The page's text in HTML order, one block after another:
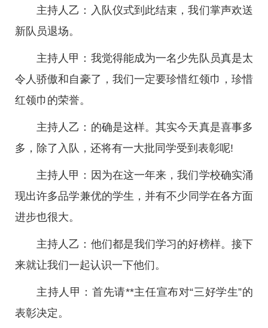
主持人乙：入队仪式到此结束，我们掌声欢送
新队员退场。
主持人甲：我觉得能成为一名少先队员真是太
令人骄傲和自豪了，我们一定要珍惜红领巾，珍惜
红领巾的荣誉。
主持人乙：的确是这样。其实今天真是喜事多
多，除了入队，还将有一大批同学受到表彰呢!
主持人甲：因为在这一年来，我们学校确实涌
现出许多品学兼优的学生，并有不少同学在各方面
进步也很大。
主持人乙：他们都是我们学习的好榜样。接下
来就让我们一起认识一下他们。
主持人甲：首先请**主任宣布对“三好学生”的
表彰决定。